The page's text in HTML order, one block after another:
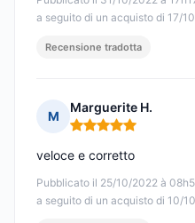
a seguito di un acquisto di 17/
Recensione tradotta
M
Marguerite H.
Nota: 5 su 5
Pubblicato il 25/10/2022 à
a seguito di un acquisto di 10/
veloce e corretto